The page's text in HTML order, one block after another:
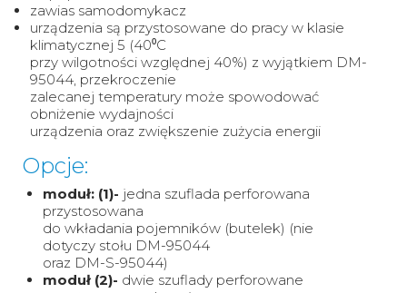
zawias samodomykacz
urządzenia są przystosowane do pracy w klasie
klimatycznej 5 (40⁰C
przy wilgotności względnej 40%) z wyjątkiem DM-
95044, przekroczenie
zalecanej temperatury może spowodować
obniżenie wydajności
urządzenia oraz zwiększenie zużycia energii
Opcje:
moduł: (1)- jedna szuflada perforowana
przystosowana
do wkładania pojemników (butelek) (nie
dotyczy stołu DM-95044
oraz DM-S-95044)
moduł (2)- dwie szuflady perforowane